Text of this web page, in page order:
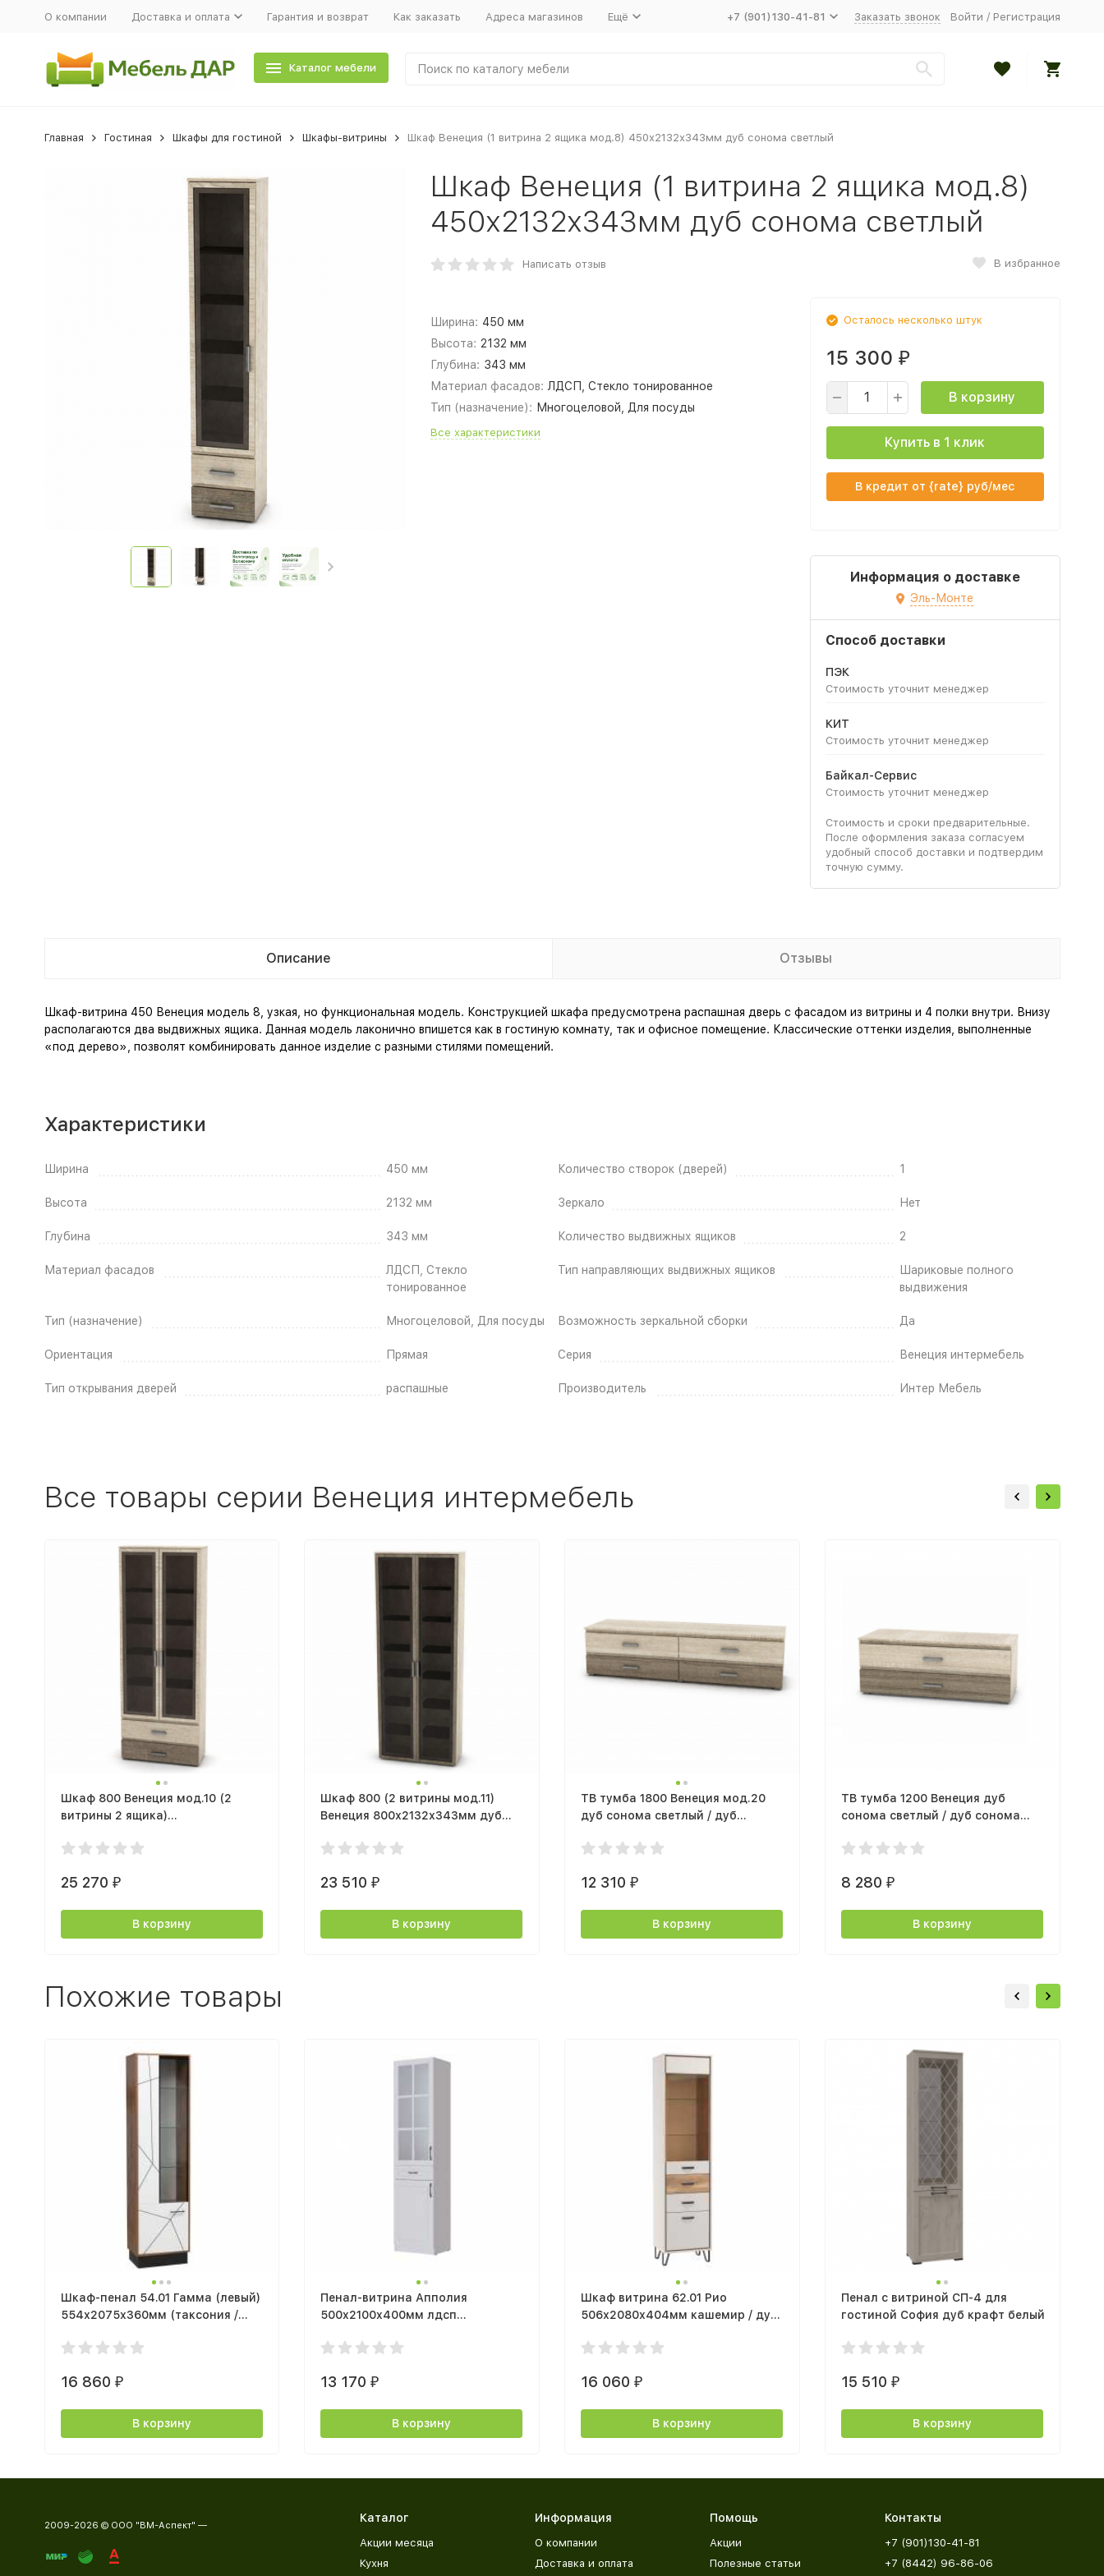
О компании Доставка и оплата Гарантия и возврат Как заказать Адреса магазинов Ещё +7 (901)130-41-81 Заказать звонок Войти / Регистрация
Каталог мебели
Главная Гостиная Шкафы для гостиной Шкафы-витрины Шкаф Венеция (1 витрина 2 ящика мод.8) 450х2132х343мм дуб сонома светлый
Шкаф Венеция (1 витрина 2 ящика мод.8)
450х2132х343мм дуб сонома светлый
Написать отзыв В избранное
Ширина: 450 мм
Высота: 2132 мм
Глубина: 343 мм
Материал фасадов: ЛДСП, Стекло тонированное
Тип (назначение): Многоцеловой, Для посуды
Все характеристики
Осталось несколько штук
15 300 ₽
В корзину
Купить в 1 клик
В кредит от {rate} руб/мес
Информация о доставке
Эль-Монте
Способ доставки
ПЭК
Стоимость уточнит менеджер
КИТ
Стоимость уточнит менеджер
Байкал-Сервис
Стоимость уточнит менеджер
Стоимость и сроки предварительные.
После оформления заказа согласуем
удобный способ доставки и подтвердим
точную сумму.
Описание Отзывы
Шкаф-витрина 450 Венеция модель 8, узкая, но функциональная модель. Конструкцией шкафа предусмотрена распашная дверь с фасадом из витрины и 4 полки внутри. Внизу
располагаются два выдвижных ящика. Данная модель лаконично впишется как в гостиную комнату, так и офисное помещение. Классические оттенки изделия, выполненные
«под дерево», позволят комбинировать данное изделие с разными стилями помещений.
Характеристики
Ширина 450 мм
Высота 2132 мм
Глубина 343 мм
Материал фасадов
ЛДСП, Стекло
тонированное
Тип (назначение) Многоцеловой, Для посуды
Ориентация Прямая
Тип открывания дверей распашные
Количество створок (дверей) 1
Зеркало Нет
Количество выдвижных ящиков 2
Тип направляющих выдвижных ящиков
Шариковые полного
выдвижения
Возможность зеркальной сборки Да
Серия Венеция интермебель
Производитель Интер Мебель
Все товары серии Венеция интермебель
Шкаф 800 Венеция мод.10 (2
витрины 2 ящика)
светлый
25 270 ₽
В корзину
Шкаф 800 (2 витрины мод.11)
Венеция 800х2132х343мм дуб
23 510₽
В корзину
ТВ тумба 1800 Венеция мод.20
дуб сонома светлый / дуб
12 310 ₽
В корзину
ТВ тумба 1200 Венеция дуб
сонома светлый / дуб сонома
8 280 ₽
В корзину
Похожие товары
Шкаф-пенал 54.01 Гамма (левый)
554х2075х360мм (таксония /
16 860 ₽
В корзину
Пенал-витрина Апполия
500x2100x400мм лдсп
дуб
13 170₽
В корзину
Шкаф витрина 62.01 Рио
506х2080х404мм кашемир / дуб
16 060 ₽
В корзину
Пенал с витриной СП-4 для
гостиной София дуб крафт белый
15 510 ₽
В корзину
2009-2026 © ООО "ВМ-Аспект" —
Каталог
Акции месяца
Кухня
Информация
О компании
Доставка и оплата
Помощь
Акции
Полезные статьи
Контакты
+7 (901)130-41-81
+7 (8442) 96-86-06